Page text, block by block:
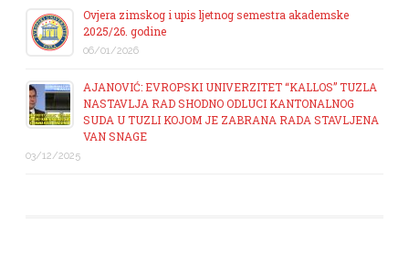
Ovjera zimskog i upis ljetnog semestra akademske
2025/26. godine
06/01/2026
AJANOVIĆ: EVROPSKI UNIVERZITET “KALLOS” TUZLA
NASTAVLJA RAD SHODNO ODLUCI KANTONALNOG
SUDA U TUZLI KOJOM JE ZABRANA RADA STAVLJENA
VAN SNAGE
03/12/2025